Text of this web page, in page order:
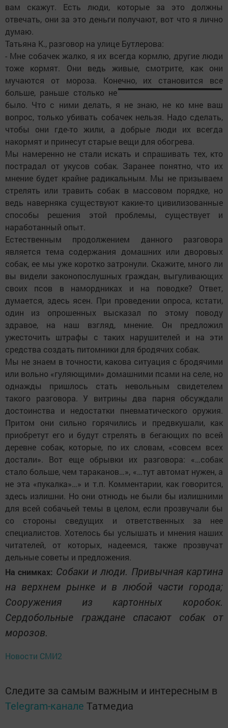
вам скажут. Есть люди, которые за это должны
отвечать, они за это деньги получают, вот что я лично
думаю.
Татьяна К., разговор на улице Бутлерова:
- Мне собачек жалко, я их всегда кормлю, другие люди
тоже кормят. Они ведь живые, смотрите, как они
мучаются от мороза. Конечно, их становится все
больше, раньше столько не
было. Что с ними делать, я не знаю, не ко мне ваш
вопрос, только убивать собачек нельзя. Надо сделать,
чтобы они где-то жили, а добрые люди их всегда
накормят и принесут старые вещи для обогрева.
Мы намеренно не стали искать и спрашивать тех, кто
пострадал от укусов собак. Заранее понятно, что их
мнение будет крайне радикальным. Мы не призываем
стрелять или травить собак в массовом порядке, но
ведь наверняка сущест­вуют какие-то цивилизованные
способы решения этой проблемы, существует и
наработанный опыт.
Естественным продолжением данного разговора
является тема содержания домашних или дворовых
собак, ее мы уже коротко затронули. Скажите, много ли
вы видели законопослушных граждан, выгуливающих
своих псов в намордниках и на поводке? Ответ,
думается, здесь ясен. При проведении опроса, кстати,
один из опрошенных высказал по этому поводу
здравое, на наш взгляд, мнение. Он предложил
ужесточить штрафы с таких нарушителей и на эти
средства создать питомники для бродячих собак.
Мы не знаем в точности, какова ситуация с бродячими
или вольно «гуляющими» домашними псами на селе, но
однажды пришлось стать невольным свидетелем
такого разговора. У вит­рины два парня обсуждали
достоинства и недостатки пневматического оружия.
Притом они сильно горячились и предвкушали, как
приобретут его и будут стрелять в бегающих по всей
деревне собак, которые, по их словам, «совсем всех
достали». Вот еще обрывки их разговора: «…собак
стало больше, чем тараканов…», «…тут автомат нужен, а
не эта «пукалка»…» и т.п. Комментарии, как говорится,
здесь излишни. Но они отнюдь не были бы излишними
для всей собачьей темы в целом, если прозвучали бы
со стороны сведущих и ответственных за нее
специалистов. Хотелось бы услышать и мнения наших
читателей, от которых, надеемся, также прозвучат
дельные советы и предложения.
На снимках: Собаки и люди. Привычная картина
на верхнем рынке и в любой части города;
Сооружения из картонных коробок.
Сердобольные граждане спасают собак от
морозов.
Новости СМИ2
Следите за самым важным и интересным в
Telegram-канале Татмедиа